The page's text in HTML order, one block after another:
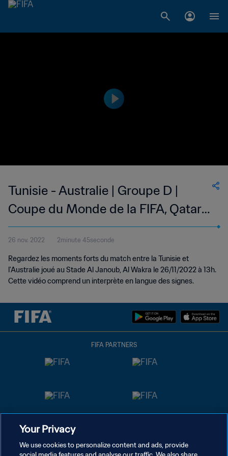
Tunisie - Australie | Groupe D |
Coupe du Monde de la FIFA, Qatar
2022™ | Résumé vidéo (Langue des
signes)
26 nov. 2022 2minute 45seconde
Regardez les moments forts du match entre la Tunisie et
l'Australie joué au Stade Al Janoub, Al Wakra le 26/11/2022 à 13h.
Cette vidéo comprend un interprète en langue des signes.
FIFA PARTNERS
Your Privacy
We use cookies to personalize content and ads, provide